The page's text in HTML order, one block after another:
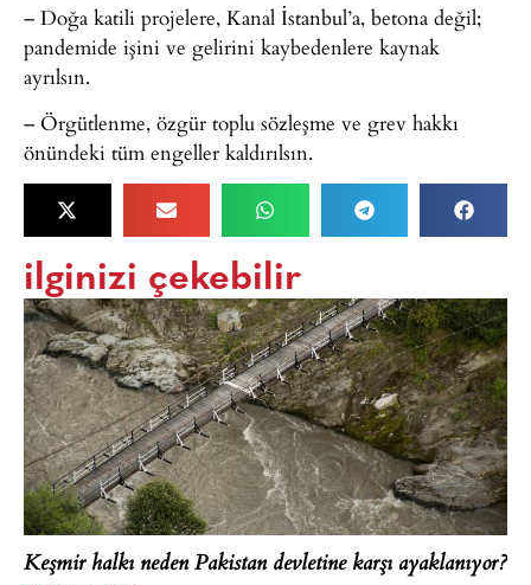
– Doğa katili projelere, Kanal İstanbul’a, betona değil;
pandemide işini ve gelirini kaybedenlere kaynak
ayrılsın.
– Örgütlenme, özgür toplu sözleşme ve grev hakkı
önündeki tüm engeller kaldırılsın.
ilginizi çekebilir
Keşmir halkı neden Pakistan devletine karşı ayaklanıyor?